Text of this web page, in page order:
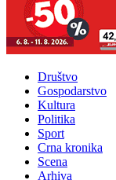
Društvo
Gospodarstvo
Kultura
Politika
Sport
Crna kronika
Scena
Arhiva